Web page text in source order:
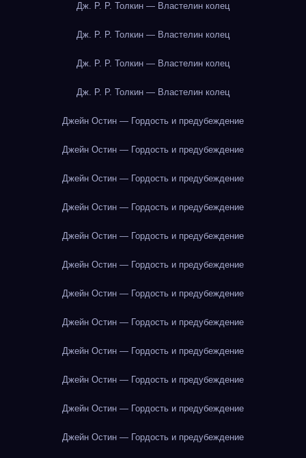
Дж. Р. Р. Толкин — Властелин колец
Дж. Р. Р. Толкин — Властелин колец
Дж. Р. Р. Толкин — Властелин колец
Дж. Р. Р. Толкин — Властелин колец
Джейн Остин — Гордость и предубеждение
Джейн Остин — Гордость и предубеждение
Джейн Остин — Гордость и предубеждение
Джейн Остин — Гордость и предубеждение
Джейн Остин — Гордость и предубеждение
Джейн Остин — Гордость и предубеждение
Джейн Остин — Гордость и предубеждение
Джейн Остин — Гордость и предубеждение
Джейн Остин — Гордость и предубеждение
Джейн Остин — Гордость и предубеждение
Джейн Остин — Гордость и предубеждение
Джейн Остин — Гордость и предубеждение